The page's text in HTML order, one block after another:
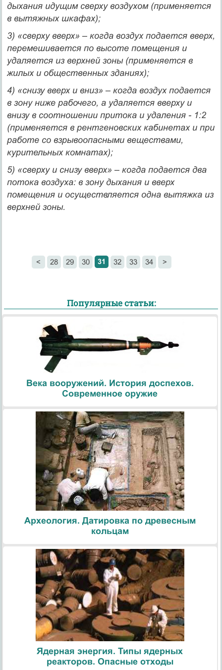
дыхания идущим сверху воздухом (применяется
в вытяжных шкафах);
3) «сверху вверх» – когда воздух подается вверх,
перемешивается по высоте помещения и
удаляется из верхней зоны (применяется в
жилых и общественных зданиях);
4) «снизу вверх и вниз» – когда воздух подается
в зону ниже рабочего, а удаляется вверху и
внизу в соотношении притока и удаления - 1:2
(применяется в рентгеновских кабинетах и при
работе со взрывоопасными веществами,
курительных комнатах);
5) «сверху и снизу вверх» – когда подается два
потока воздуха: в зону дыхания и вверх
помещения и осуществляется одна вытяжка из
верхней зоны.
< 28 29 30 31 32 33 34 >
Популярные статьи:
Века вооружений. История доспехов.
Современное оружие
Археология. Датировка по древесным
кольцам
Ядерная энергия. Типы ядерных
реакторов. Опасные отходы